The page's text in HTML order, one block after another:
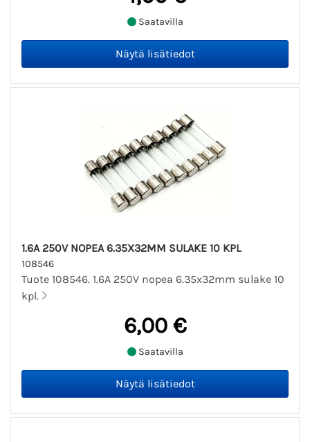
Saatavilla
1.6A 250V NOPEA 6.35X32MM SULAKE 10 KPL
108546
Tuote 108546. 1.6A 250V nopea 6.35x32mm sulake 10
kpl.
6,00 €
Saatavilla